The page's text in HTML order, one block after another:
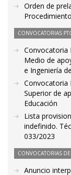
Orden de
CONVOCATORIAS
Convocatoria
Medio de
e Ingeniería
Convocatoria
Superior de
Educación
Lista
indefinido.
033/2023
CONVOCATORIAS DE
Anuncio